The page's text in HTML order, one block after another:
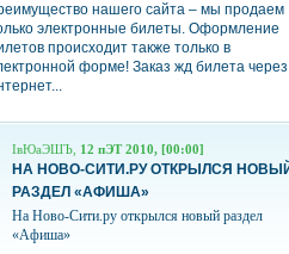
нашего сайта – мы продаем
электронные билеты. Оформление
происходит также только в
форме! Заказ жд билета через
ІвЮаЭШЪ, 12 пЭТ 2010, [00:00]
НА НОВО-СИТИ.РУ ОТКРЫЛСЯ
РАЗДЕЛ «АФИША»
На Ново-Сити.ру открылся новый раздел
«Афиша»